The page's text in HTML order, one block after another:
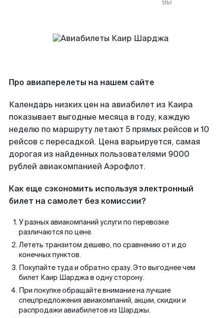
Вы
Про авиаперелеты на нашем сайте
Календарь низких цен на авиабилет из Каира
показывает выгодные месяца в году, каждую
неделю по маршруту летают 5 прямых рейсов и 10
рейсов с пересадкой. Цена варьируется, самая
дорогая из найденных пользователями 9000
рублей авиакомпанией Аэрофлот.
Как еще сэкономить используя электронный
билет на самолет без комиссии?
У разных авиакомпаний услуги по перевозке
различаются по цене.
Лететь транзитом дешево, по сравнению от и до
конечных пунктов.
Покупайте туда и обратно сразу. Это выгоднее чем
билет Каир Шарджа в одну сторону.
При покупке обращайте внимание на лучшие
спецпредложения авиакомпаний, акции, скидки и
распродажи авиабилетов из Шарджы.